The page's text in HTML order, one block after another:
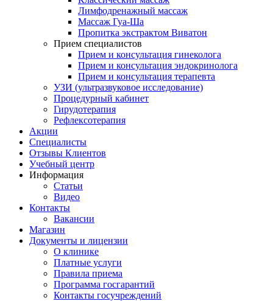
Лимфодренажный массаж
Массаж Гуа-Ша
Пропитка экстрактом Виватон
Прием специалистов
Прием и консультация гинеколога
Прием и консультация эндокринолога
Прием и консультация терапевта
УЗИ (ультразвуковое исследование)
Процедурный кабинет
Гирудотерапия
Рефлексотерапия
Акции
Специалисты
Отзывы Клиентов
Учебный центр
Информация
Статьи
Видео
Контакты
Вакансии
Магазин
Документы и лицензии
О клинике
Платные услуги
Правила приема
Программа госгарантий
Контакты госучреждений